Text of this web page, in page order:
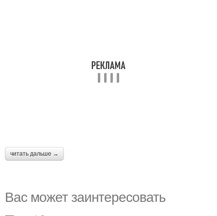
читать дальше →
Вас может заинтересовать